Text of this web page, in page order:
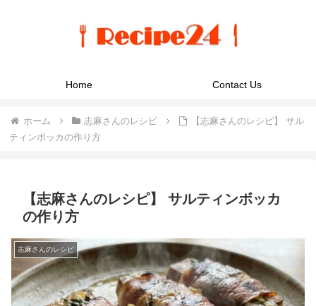
Home Contact Us
ホーム 志麻さんのレシピ
【志麻さんのレシピ】 サル
ティンボッカの作り方
【志麻さんのレシピ】 サルティンボッカ
の作り方
志麻さんのレシピ